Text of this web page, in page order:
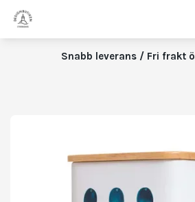
Snabb leverans / Fri frakt